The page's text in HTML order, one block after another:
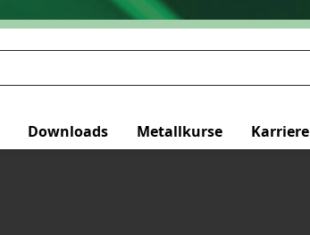
Downloads Metallkurse Karriere